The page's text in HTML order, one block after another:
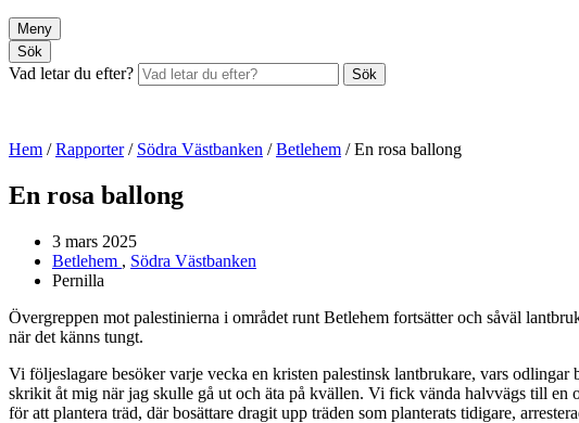
Meny
Sök
Vad letar du efter? Sök
Hem /Rapporter/ Södra Västbanken /Betlehem /En rosa ballong
En rosa ballong
3 mars 2025
Betlehem , Södra Västbanken
Pernilla
Övergreppen mot palestinierna i området runt Betlehem fortsätter och såväl
när det känns tungt.
Vi följeslagare besöker varje vecka en kristen palestinsk lantbrukare, vars
skrikit åt mig när jag skulle gå ut och äta på kvällen. Vi fick vända halvvägs till
för att plantera träd, där bosättare dragit upp träden som planterats tidigare,